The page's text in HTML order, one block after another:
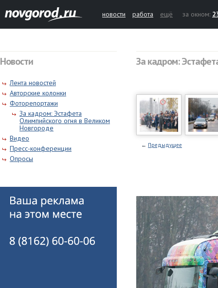
новости работа ещё за окном:
Новости
Лента новостей
Авторские колонки
Фоторепортажи
За кадром: Эстафета
Олимпийского огня в Великом
Новгороде
Видео
Пресс-конференции
Опросы
За кадром:
← Предыдущее